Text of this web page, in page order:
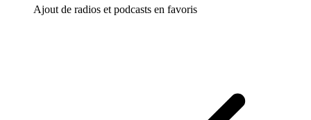
Ajout de radios et podcasts en favoris